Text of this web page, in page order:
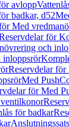
avlopp
badkar, d52
Med
för
och
inloppsrör
Reservdelar
Med
för Med
för badkar
Anslutningssats